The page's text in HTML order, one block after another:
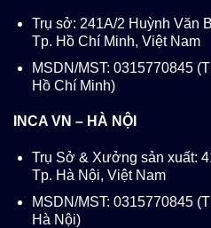
Trụ sở: 241A/2 Huỳnh Văn
Tp. Hồ Chí Minh, Việt Nam
MSDN/MST: 0315770845
Hồ Chí Minh)
INCA VN – HÀ NỘI
Trụ Sở & Xưởng sản xuất:
Tp. Hà Nội, Việt Nam
MSDN/MST: 0315770845
Hà Nội)